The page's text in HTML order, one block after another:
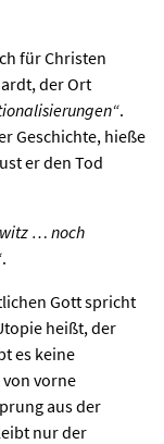
für Christen
der Ort
.
Geschichte, hieße
er den Tod
… noch
.
Gott spricht
heißt, der
es keine
von vorne
aus der
nur der